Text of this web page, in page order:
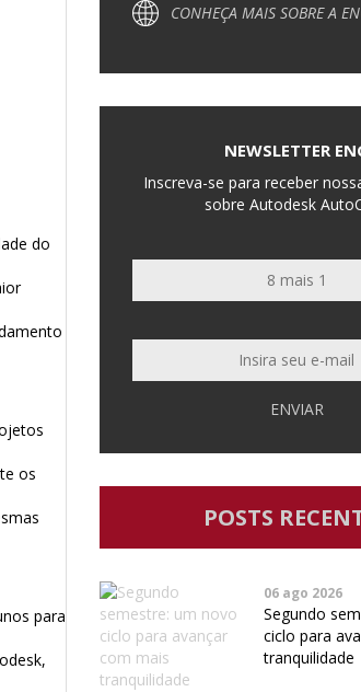
do
os
para
CONHEÇA MAIS SOBRE A
NEWSLETTER
Inscreva-se para receber
sobre Autodesk
ENVIAR
POSTS
06 ago 2026
Segundo
ciclo para
tranquilidade